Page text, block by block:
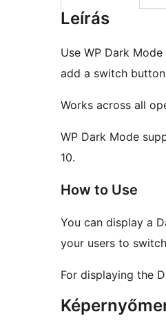
Leírás
Use WP Dark
add a switch
Works across all
WP Dark Mode
10.
How to Use
You can display a
your users to
For displaying the